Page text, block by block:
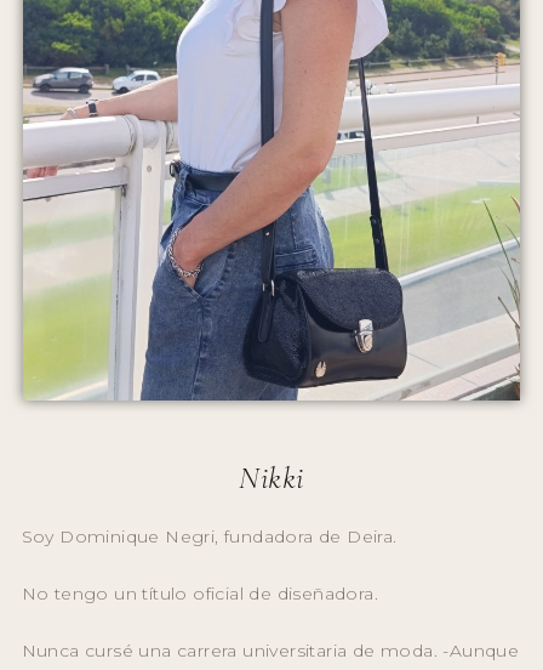
Nikki
Soy Dominique Negri, fundadora de Deira.
No tengo un título oficial de diseñadora.
Nunca cursé una carrera universitaria de moda. -Aunque